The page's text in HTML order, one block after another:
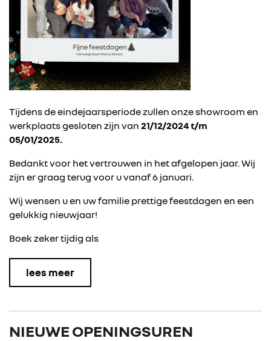
Tijdens de eindejaarsperiode zullen onze showroom en
werkplaats gesloten zijn van 21/12/2024 t/m
05/01/2025.
Bedankt voor het vertrouwen in het afgelopen jaar. Wij
zijn er graag terug voor u vanaf 6 januari.
Wij wensen u en uw familie prettige feestdagen en een
gelukkig nieuwjaar!
Boek zeker tijdig als
lees meer
NIEUWE OPENINGSUREN